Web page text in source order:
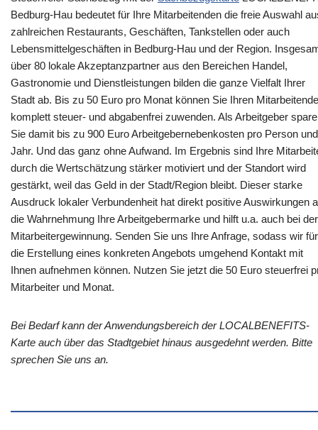
Bedburg-Hau bedeutet für Ihre Mitarbeitenden die freie Auswahl
zahlreichen Restaurants, Geschäften, Tankstellen oder auch
Lebensmittelgeschäften in Bedburg-Hau und der Region.
über 80 lokale Akzeptanzpartner aus den Bereichen Handel,
Gastronomie und Dienstleistungen bilden die ganze Vielfalt Ihrer
Stadt ab. Bis zu 50 Euro pro Monat können Sie Ihren
komplett steuer- und abgabenfrei zuwenden. Als Arbeitgeber
Sie damit bis zu 900 Euro Arbeitgebernebenkosten pro Person und
Jahr. Und das ganz ohne Aufwand. Im Ergebnis sind Ihre
durch die Wertschätzung stärker motiviert und der Standort wird
gestärkt, weil das Geld in der Stadt/Region bleibt. Dieser starke
Ausdruck lokaler Verbundenheit hat direkt positive Auswirkungen
die Wahrnehmung Ihre Arbeitgebermarke und hilft u.a. auch bei der
Mitarbeitergewinnung. Senden Sie uns Ihre Anfrage, sodass wir für
die Erstellung eines konkreten Angebots umgehend Kontakt mit
Ihnen aufnehmen können. Nutzen Sie jetzt die 50 Euro steuerfrei
Mitarbeiter und Monat.
Bei Bedarf kann der Anwendungsbereich der LOCALBENEFITS-
Karte auch über das Stadtgebiet hinaus ausgedehnt werden. Bitte
sprechen Sie uns an.